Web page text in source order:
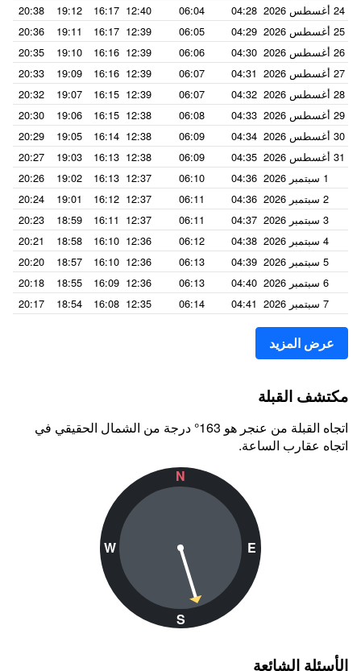
24 أغسطس 2026
04:28
06:04
12:40
16:17
19:12
20:38
25 أغسطس 2026
04:29
06:05
12:39
16:17
19:11
20:36
26 أغسطس 2026
04:30
06:06
12:39
16:16
19:10
20:35
27 أغسطس 2026
04:31
06:07
12:39
16:16
19:09
20:33
28 أغسطس 2026
04:32
06:07
12:39
16:15
19:07
20:32
29 أغسطس 2026
04:33
06:08
12:38
16:15
19:06
20:30
30 أغسطس 2026
04:34
06:09
12:38
16:14
19:05
20:29
31 أغسطس 2026
04:35
06:09
12:38
16:13
19:03
20:27
1 سبتمبر 2026
04:36
06:10
12:37
16:13
19:02
20:26
2 سبتمبر 2026
04:36
06:11
12:37
16:12
19:01
20:24
3 سبتمبر 2026
04:37
06:11
12:37
16:11
18:59
20:23
4 سبتمبر 2026
04:38
06:12
12:36
16:10
18:58
20:21
5 سبتمبر 2026
04:39
06:13
12:36
16:10
18:57
20:20
6 سبتمبر 2026
04:40
06:13
12:36
16:09
18:55
20:18
7 سبتمبر 2026
04:41
06:14
12:35
16:08
18:54
20:17
عرض المزيد
مكتشف القبلة
اتجاه القبلة من عنجر هو 163° درجة من الشمال الحقيقي في
اتجاه عقارب الساعة.
N
W
S
E
الأسئلة الشائعة